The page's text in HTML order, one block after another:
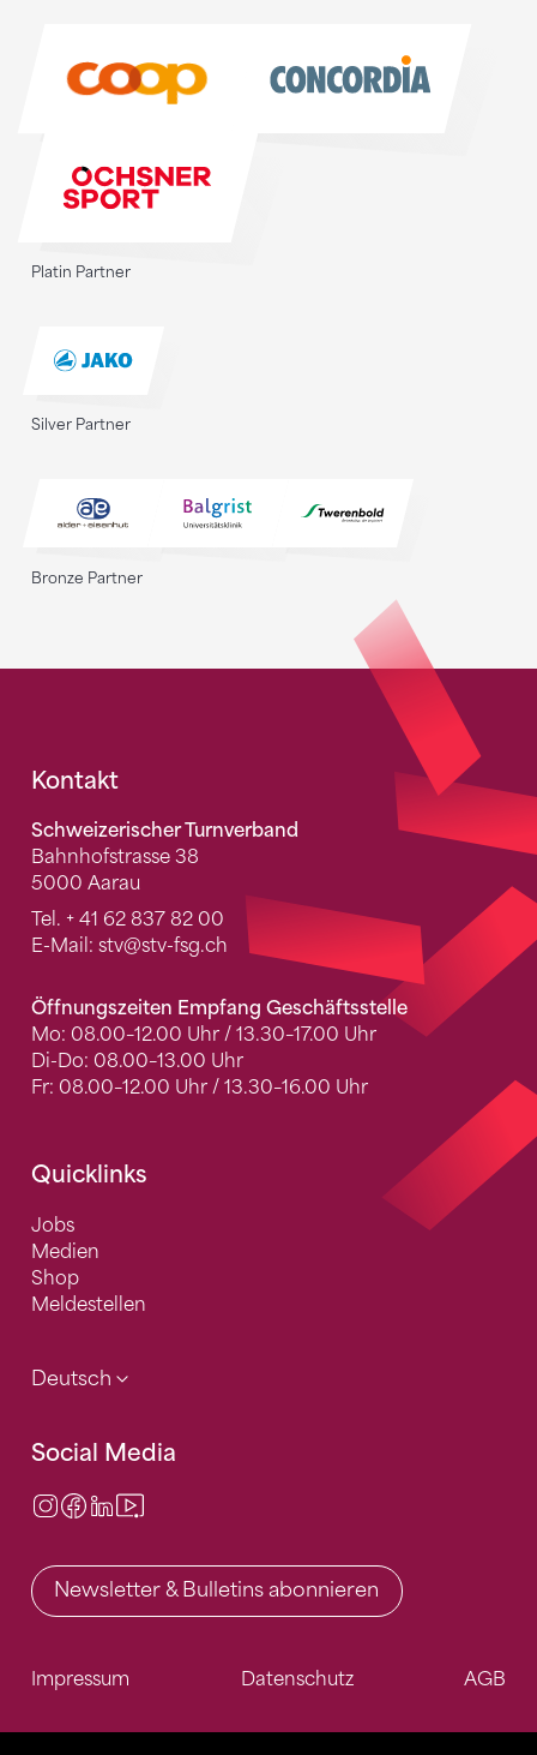
Platin Partner
Silver Partner
Bronze Partner
Fusszeile
Kontakt
Schweizerischer Turnverband
Bahnhofstrasse 38
5000 Aarau
Tel. + 41 62 837 82 00
E-Mail: stv@stv-fsg.ch
Öffnungszeiten Empfang Geschäftsstelle
Mo: 08.00–12.00 Uhr / 13.30–17.00 Uhr
Di-Do: 08.00–13.00 Uhr
Fr: 08.00–12.00 Uhr / 13.30–16.00 Uhr
Quicklinks
Jobs
Medien
Shop
Meldestellen
Deutsch
Social Media
Instagram
Facebook
LinkedIn
Newsletter & Bulletins abonnieren
Impressum Datenschutz AGB